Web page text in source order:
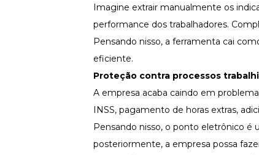
Imagine extrair manualmente os
performance dos trabalhadores.
Pensando nisso, a ferramenta cai
eficiente.
Proteção contra processos
A empresa acaba caindo em
INSS, pagamento de horas extras,
Pensando nisso, o ponto eletrônico
posteriormente, a empresa possa